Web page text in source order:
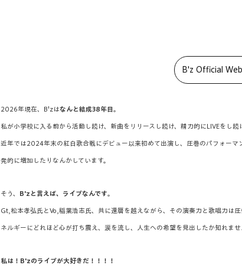
B'z Official
2026年現在、B'zはなんと結成38年目
私が小学校に入る前から活動し続け、新曲をリリースし続け、精力的にLIVEをし続
近年では2024年末の紅白歌合戦にデビュー以来初めて出演し、圧巻のパフォー
発的に増加したりなんかしています。
そう、 B'zと言えば、ライブなんです
Gt,松本孝弘氏とVo,稲葉浩志氏、共に還暦を越えながら、その演奏力と歌唱力は
ネルギーにどれほど心が打ち震え、涙を流し、人生への希望を見出したか知れま
私は！B'zのライブが大好きだ！！！！